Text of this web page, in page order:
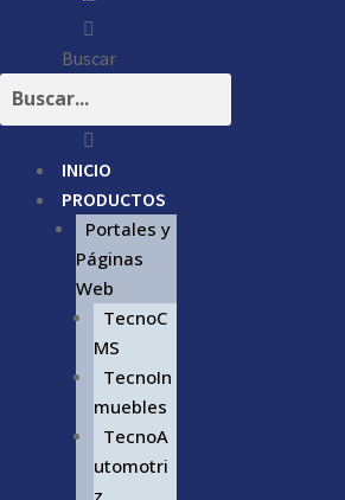
Buscar
INICIO
PRODUCTOS
Portales y
Páginas
Web
TecnoC
MS
TecnoIn
muebles
TecnoA
utomotri